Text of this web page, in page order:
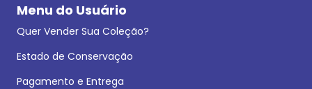
Menu do Usuário
Quer Vender Sua Coleção?
Estado de Conservação
Pagamento e Entrega